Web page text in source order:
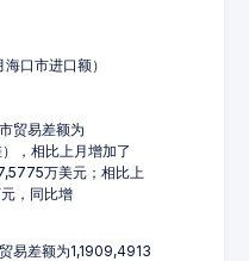
口市进口额）
贸易差额为
，相比上月增加了
万美元；相比上
，同比增
易差额为1,1909,4913